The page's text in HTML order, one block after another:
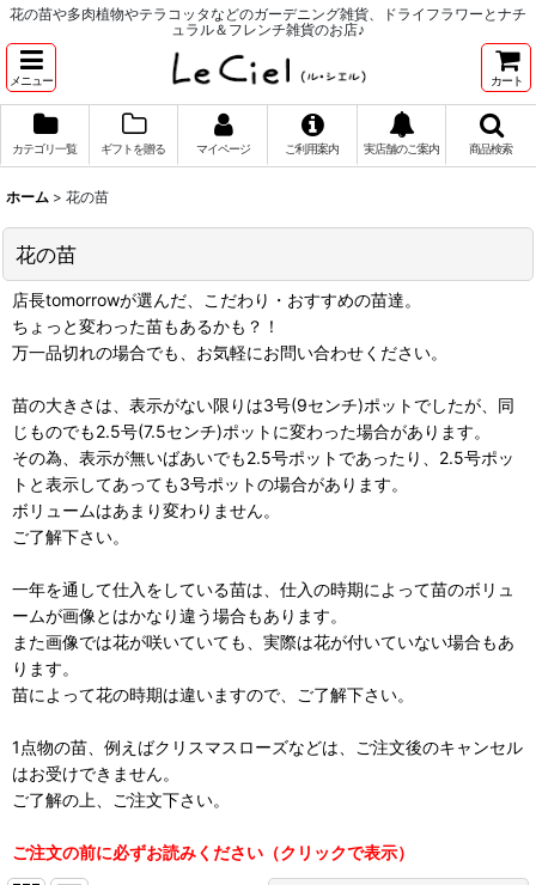
花の苗や多肉植物やテラコッタなどのガーデニング雑貨、ドライフラワーとナチ
ュラル＆フレンチ雑貨のお店♪
メニュー カート
カテゴリ一覧 ギフトを贈る マイページ ご利用案内 実店舗のご案内 商品検索
ホーム > 花の苗
花の苗
店長tomorrowが選んだ、こだわり・おすすめの苗達。
ちょっと変わった苗もあるかも？！
万一品切れの場合でも、お気軽にお問い合わせください。
苗の大きさは、表示がない限りは3号(9センチ)ポットでしたが、同
じものでも2.5号(7.5センチ)ポットに変わった場合があります。
その為、表示が無いばあいでも2.5号ポットであったり、2.5号ポッ
トと表示してあっても3号ポットの場合があります。
ボリュームはあまり変わりません。
ご了解下さい。
一年を通して仕入をしている苗は、仕入の時期によって苗のボリュ
ームが画像とはかなり違う場合もあります。
また画像では花が咲いていても、実際は花が付いていない場合もあ
ります。
苗によって花の時期は違いますので、ご了解下さい。
1点物の苗、例えばクリスマスローズなどは、ご注文後のキャンセル
はお受けできません。
ご了解の上、ご注文下さい。
ご注文の前に必ずお読みください（クリックで表示）